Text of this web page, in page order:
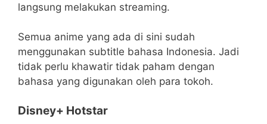
langsung melakukan streaming.
Semua anime yang ada di sini sudah
menggunakan subtitle bahasa Indonesia. Jadi
tidak perlu khawatir tidak paham dengan
bahasa yang digunakan oleh para tokoh.
Disney+ Hotstar